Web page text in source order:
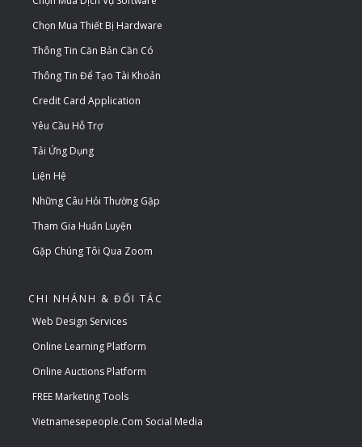
Chọn Mua Thiết Bị Hardware
Thông Tin Căn Bản Cần Có
Thông Tin Để Tạo Tài Khoản
Credit Card Application
Yêu Cầu Hỗ Trợ
Tải Ứng Dụng
Liện Hệ
Những Câu Hỏi Thường Gặp
Tham Gia Huấn Luyện
Gặp Chúng Tôi Qua Zoom
CHI NHÁNH & ĐỐI TÁC
Web Design Services
Online Learning Platform
Online Auctions Platform
FREE Marketing Tools
Vietnamesepeople.com Social Media